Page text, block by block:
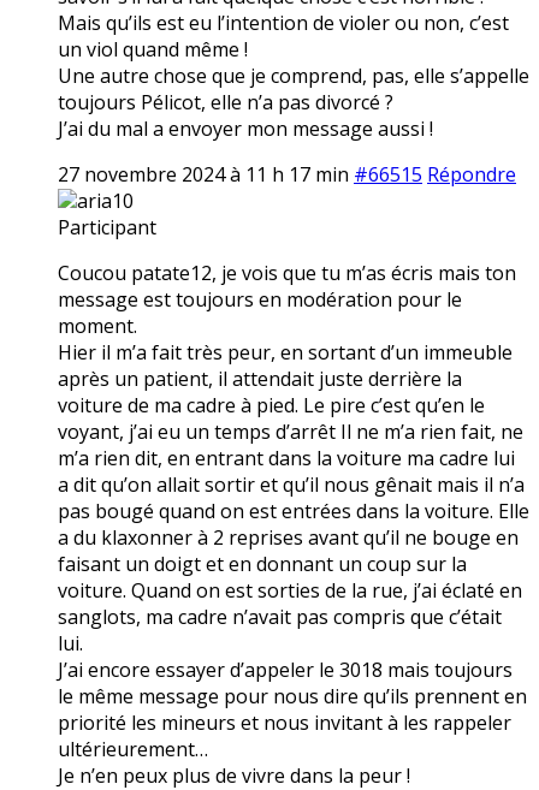
Mais qu’ils est eu l’intention de violer ou non, c’est
un viol quand même !
Une autre chose que je comprend, pas, elle s’appelle
toujours Pélicot, elle n’a pas divorcé ?
J’ai du mal a envoyer mon message aussi !
27 novembre 2024 à 11 h 17 min #66515 Répondre
aria10
Participant
Coucou patate12, je vois que tu m’as écris mais ton
message est toujours en modération pour le
moment.
Hier il m’a fait très peur, en sortant d’un immeuble
après un patient, il attendait juste derrière la
voiture de ma cadre à pied. Le pire c’est qu’en le
voyant, j’ai eu un temps d’arrêt Il ne m’a rien fait, ne
m’a rien dit, en entrant dans la voiture ma cadre lui
a dit qu’on allait sortir et qu’il nous gênait mais il n’a
pas bougé quand on est entrées dans la voiture. Elle
a du klaxonner à 2 reprises avant qu’il ne bouge en
faisant un doigt et en donnant un coup sur la
voiture. Quand on est sorties de la rue, j’ai éclaté en
sanglots, ma cadre n’avait pas compris que c’était
lui.
J’ai encore essayer d’appeler le 3018 mais toujours
le même message pour nous dire qu’ils prennent en
priorité les mineurs et nous invitant à les rappeler
ultérieurement…
Je n’en peux plus de vivre dans la peur !